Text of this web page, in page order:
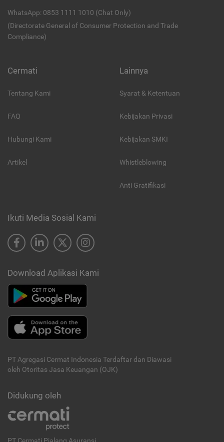
WhatsApp: 0853 1111 1010 (Chat Only)
(Directorate General of Consumer Protection and Trade
Compliance)
Cermati
Tentang Kami
FAQ
Hubungi Kami
Artikel
Lainnya
Syarat & Ketentuan
Kebijakan Privasi
Kebijakan SMKI
Whistleblowing
Anti Gratifikasi
Ikuti Media Sosial Kami
Download Aplikasi Kami
PT Agregasi Cermat Indonesia Terdaftar dan Diawasi
oleh Otoritas Jasa Keuangan (OJK)
Didukung oleh